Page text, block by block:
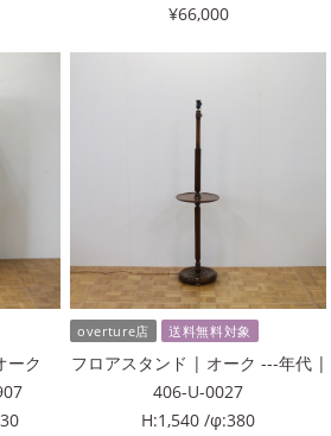
¥66,000
ーク
overture店 送料無料対象
フロアスタンド | オーク ---年代 |
406-U-0027
H:1,540 /φ:380